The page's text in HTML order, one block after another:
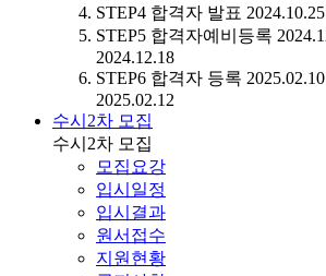
STEP4 합격자 발표 2024.10.25
STEP5 합격자예비등록
2024.12.18
STEP6 합격자 등록
2025.02.12
수시2차 모집
수시2차 모집
모집요강
입시일정
입시결과
원서접수
지원현황